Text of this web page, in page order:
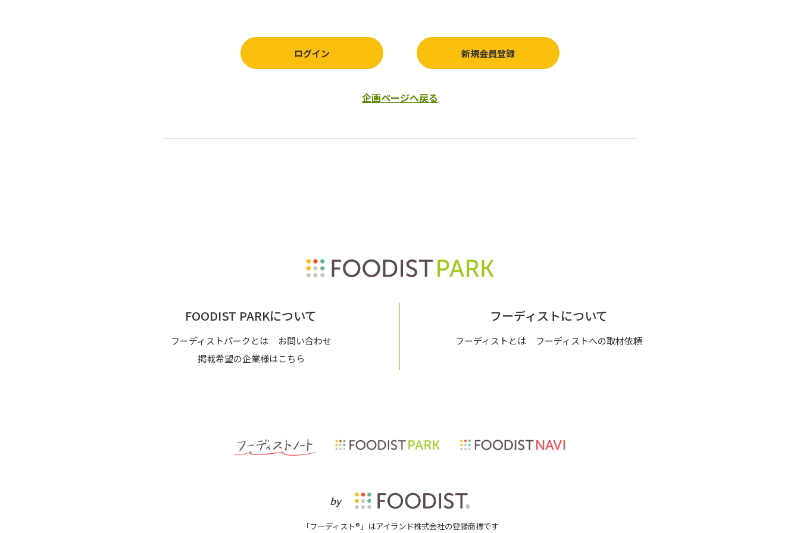
ログイン 新規会員登録
企画ページへ戻る
FOODIST PARKについて
フーディストパークとは
お問い合わせ
掲載希望の企業様はこちら
フーディストについて
フーディストとは フーディストへの取材依頼
by
「フーディスト®」はアイランド株式会社の登録商標です